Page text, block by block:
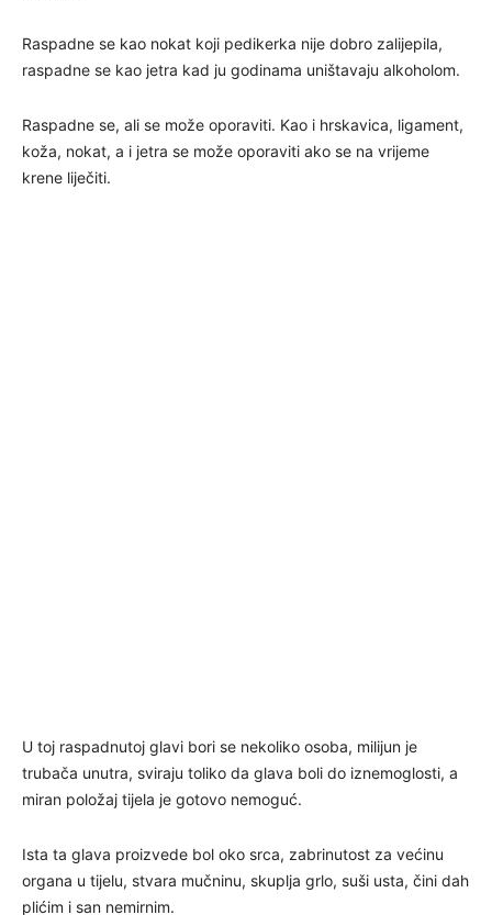
Raspadne se kao nokat koji pedikerka nije dobro zalijepila,
raspadne se kao jetra kad ju godinama uništavaju alkoholom.
Raspadne se, ali se može oporaviti. Kao i hrskavica, ligament,
koža, nokat, a i jetra se može oporaviti ako se na vrijeme
krene liječiti.
U toj raspadnutoj glavi bori se nekoliko osoba, milijun je
trubača unutra, sviraju toliko da glava boli do iznemoglosti, a
miran položaj tijela je gotovo nemoguć.
Ista ta glava proizvede bol oko srca, zabrinutost za većinu
organa u tijelu, stvara mučninu, skuplja grlo, suši usta, čini dah
plićim i san nemirnim.